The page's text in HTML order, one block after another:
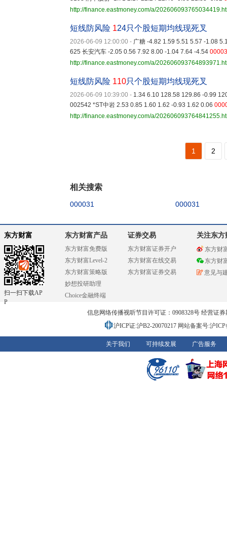
http://finance.eastmoney.com/a/
短线防风险 124只个股短期均线现死叉
2026-06-09 12:00:00 - 广糖 -4.82 1.59 5.51 5.57 -1.08
625 长安汽车 -2.05 0.56 7.92 8.00 -1.04 7.64 -4.54
http://finance.eastmoney.com/a/
短线防风险 110只个股短期均线现死叉
2026-06-09 10:39:00 - 1.34 6.10 128.58 129.86 -0.99
002542 *ST中岩 2.53 0.85 1.60 1.62 -0.93 1.62 0.06
http://finance.eastmoney.com/a/
1 2
相关搜索
000031 000031
东方财富
扫一扫下载AP
P
东方财富产品
东方财富免费版
东方财富Level-2
东方财富策略版
妙想投研助理
Choice金融终端
证券交易
东方财富证券开户
东方财富在线交易
东方财富证券交易
关注东方
东方财
东方财
意见与
信息网络传播视听节目许可证：0908328号 经营证
沪ICP证:沪B2-20070217 网站备案号:沪
关于我们 可持续发展 广告服务